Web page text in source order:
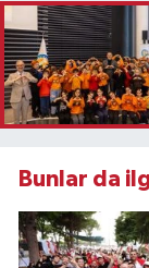
Bunlar da